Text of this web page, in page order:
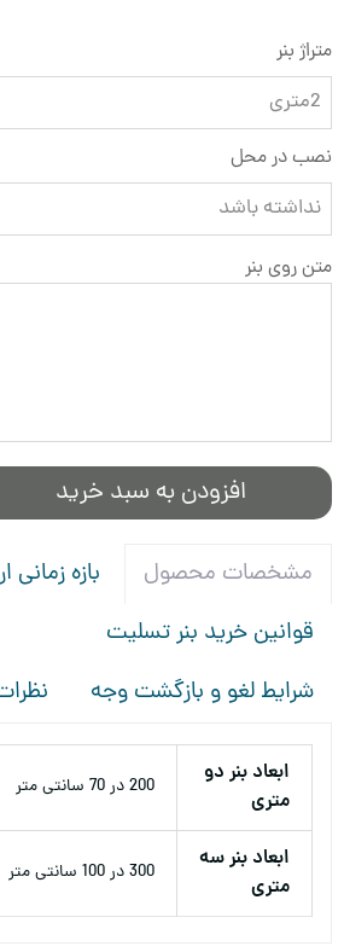
متراژ بنر
2متری
نصب در محل
نداشته باشد
متن روی بنر
افزودن به سبد خرید
مشخصات محصول
بازه
قوانین خرید بنر تسلیت
شرایط لغو و بازگشت وجه
ابعاد بنر دو
متری
200 در 70 سانتی متر
ابعاد بنر سه
متری
300 در 100 سانتی متر